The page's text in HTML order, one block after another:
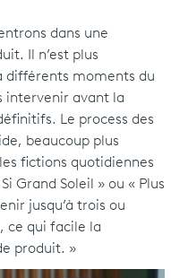
dans une
Il n’est plus
différents moments du
intervenir avant la
Le process des
beaucoup plus
fictions quotidiennes
Grand Soleil » ou « Plus
jusqu’à trois ou
ce qui facile la
produit. »